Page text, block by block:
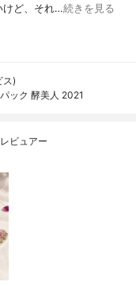
けど、それ…続きを見る
ス)
ック 酵美人 2021
ビュアー